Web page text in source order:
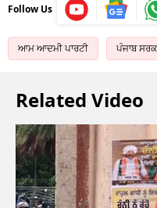
Follow Us
ਆਮ ਆਦਮੀ ਪਾਰਟੀ ਪੰਜਾਬ
Related Video